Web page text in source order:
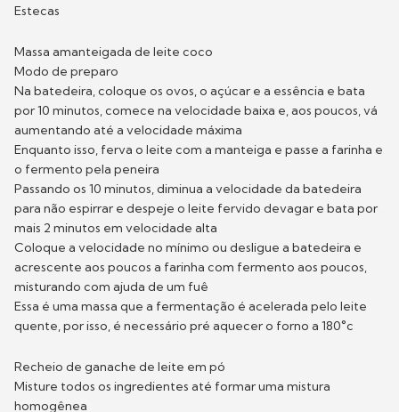
Estecas
Massa amanteigada de leite coco
Modo de preparo
Na batedeira, coloque os ovos, o açúcar e a essência e bata
por 10 minutos, comece na velocidade baixa e, aos poucos, vá
aumentando até a velocidade máxima
Enquanto isso, ferva o leite com a manteiga e passe a farinha e
o fermento pela peneira
Passando os 10 minutos, diminua a velocidade da batedeira
para não espirrar e despeje o leite fervido devagar e bata por
mais 2 minutos em velocidade alta
Coloque a velocidade no mínimo ou desligue a batedeira e
acrescente aos poucos a farinha com fermento aos poucos,
misturando com ajuda de um fuê
Essa é uma massa que a fermentação é acelerada pelo leite
quente, por isso, é necessário pré aquecer o forno a 180°c
Recheio de ganache de leite em pó
Misture todos os ingredientes até formar uma mistura
homogênea